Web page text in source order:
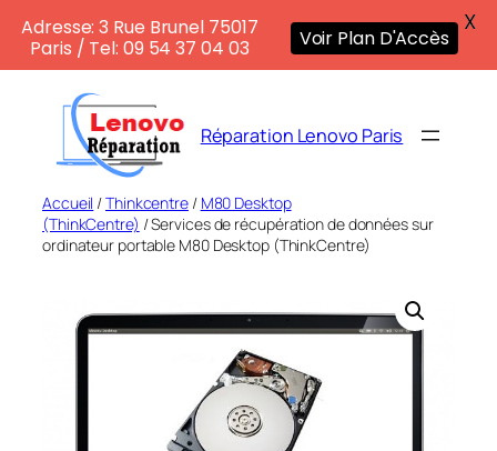
contenu
Réparation Lenovo Paris
Accueil /Thinkcentre/ M80 Desktop
(ThinkCentre) / Services de récupération de données sur
ordinateur portable M80 Desktop (ThinkCentre)
Adresse: 3 Rue Brunel 75017
Paris / Tel: 09 54 37 04 03
Voir Plan D'Accès
X